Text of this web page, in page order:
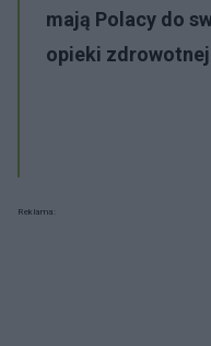
mają Polacy do
opieki
Reklama: